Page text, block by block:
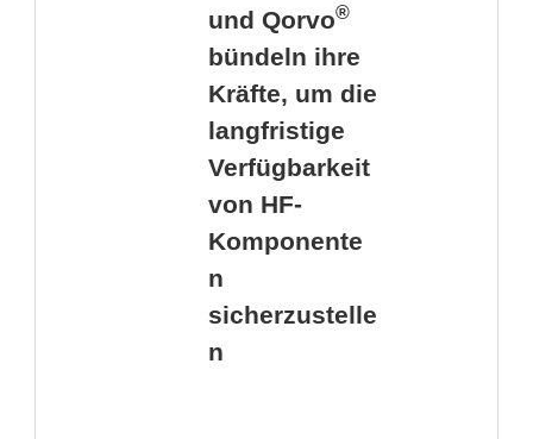
und Qorvo®
bündeln ihre
Kräfte, um die
langfristige
Verfügbarkeit
von HF-
Komponente
n
sicherzustelle
n